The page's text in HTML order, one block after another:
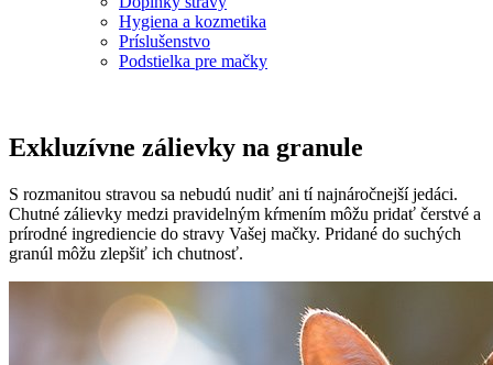
Hygiena a kozmetika
Príslušenstvo
Podstielka pre mačky
Exkluzívne zálievky na granule
S rozmanitou stravou sa nebudú nudiť ani tí najnáročnejší jedáci.
Chutné zálievky medzi pravidelným kŕmením môžu pridať čerstvé a
prírodné ingrediencie do stravy Vašej mačky. Pridané do suchých
granúl môžu zlepšiť ich chutnosť.